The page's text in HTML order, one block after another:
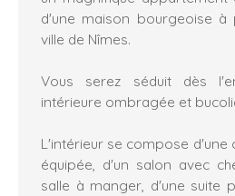
d'une maison bourgeoise à
ville de Nîmes.
Vous serez séduit dès
intérieure ombragée et
L'intérieur se compose d'une
équipée, d'un salon avec
salle à manger, d'une suite